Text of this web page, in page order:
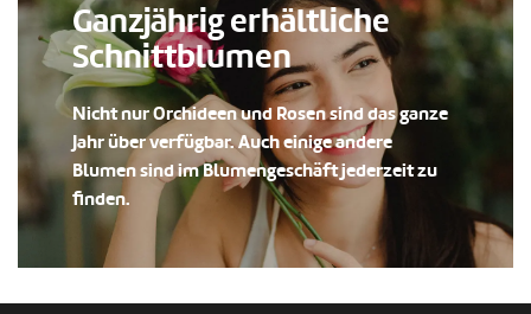
Ganzjährig erhältliche
Schnittblumen
Nicht nur Orchideen und Rosen sind das ganze
Jahr über verfügbar. Auch einige andere
Blumen sind im Blumengeschäft jederzeit zu
finden.